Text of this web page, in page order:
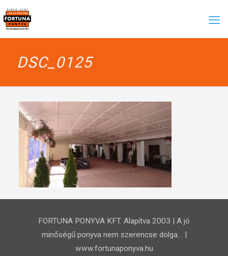
DSC_0125
FORTUNA PONYVA KFT. Alapítva 2003 | A jó
minőségű ponyva nem szerencse dolga… |
www.fortunaponyva.hu